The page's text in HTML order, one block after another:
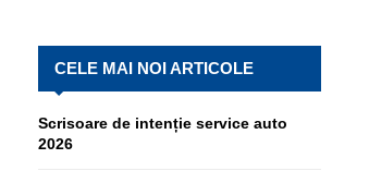
CELE MAI NOI ARTICOLE
Scrisoare de intenție service auto
2026